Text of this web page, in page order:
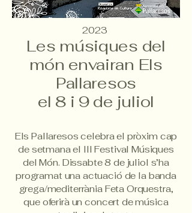
2023
Les músiques del
món envairan Els
Pallaresos
el 8 i 9 de juliol
Els Pallaresos celebra el pròxim cap
de setmana el III Festival Músiques
del Món. Dissabte 8 de juliol s’ha
programat una actuació de la banda
grega/mediterrània Feta Orquestra,
que oferirà un concert de música